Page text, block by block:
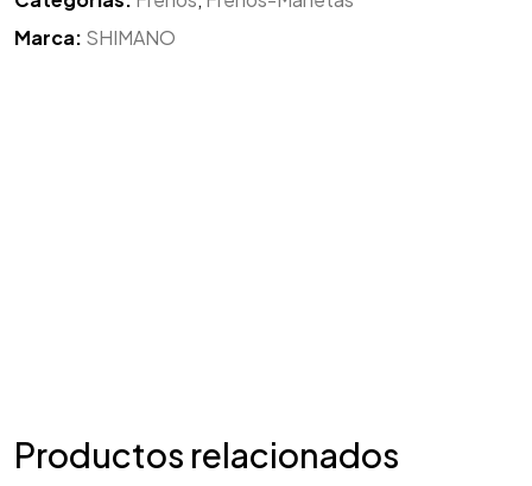
Marca: SHIMANO
Productos relacionados